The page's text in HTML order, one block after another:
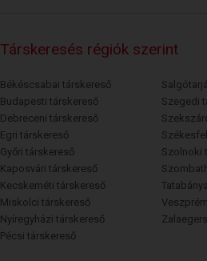
Társkeresés régiók szerint
Békéscsabai társkereső
Budapesti társkereső
Debreceni társkereső
Egri társkereső
Győri társkereső
Kaposvári társkereső
Kecskeméti társkereső
Miskolci társkereső
Nyíregyházi társkereső
Pécsi társkereső
Szegedi
Szolnoki